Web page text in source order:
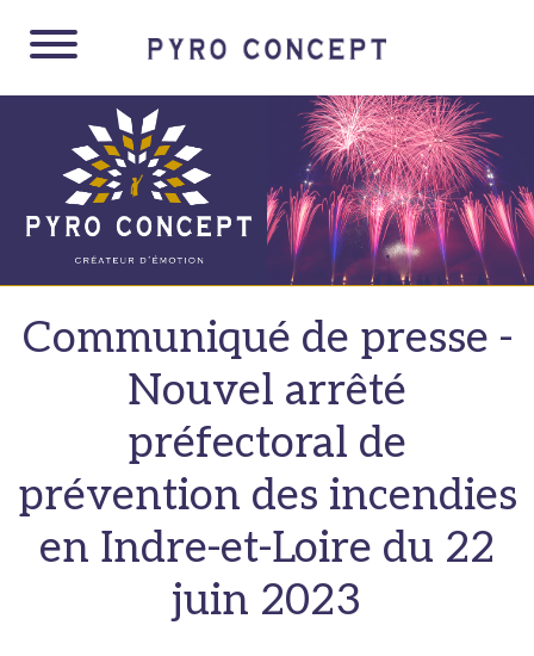
Communiqué de presse -
Nouvel arrêté
préfectoral de
prévention des incendies
en Indre-et-Loire du 22
juin 2023